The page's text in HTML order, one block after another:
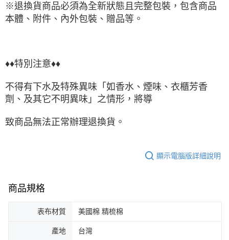
※退換貨商品必須為全新狀態且完整包裝，包含商品
本體、附件、內外包裝、贈品等。
♦♦特別注意♦♦
不得有下水及特殊異味「如香水、煙味、衣櫃芳香
劑、及其它不明異味」之情形，將導
致商品無法正常辦理退換貨。
顯示電腦版詳細說明
商品規格
表布材質 美國棉 精梳棉
產地 台灣